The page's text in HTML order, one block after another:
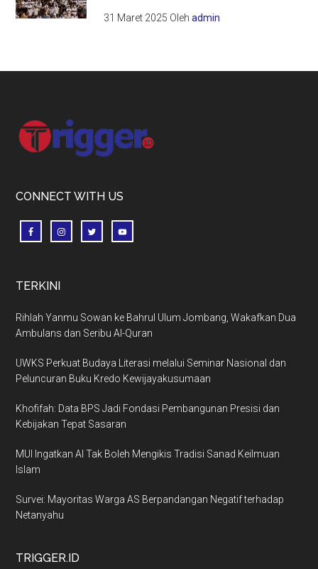
31 Maret 2025 Olehadmin
Footer
CONNECT WITH US
TERKINI
Rihlah Yanmu Sowan ke Bahrul Ulum Jombang, Wakafkan Dua
Ambulans dan Seribu Al-Quran
UWKS Perkuat Budaya Literasi melalui Seminar Nasional dan
Peluncuran Buku Kredo Kewijayakusumaan
Khofifah: Data BPS Jadi Fondasi Pembangunan Presisi dan
Kebijakan Tepat Sasaran
MUI Ingatkan AI Tak Boleh Mengikis Tradisi Sanad Keilmuan
Islam
Survei: Mayoritas Warga AS Berpandangan Negatif terhadap
Netanyahu
TRIGGER.ID